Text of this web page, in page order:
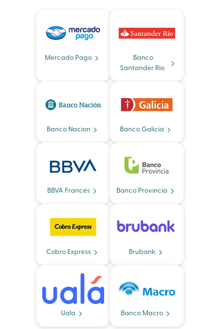
Mercado Pago
Banco
Santander Rio
Banco Nacion Banco Galicia
BBVA Francés Banco Provincia
Cobro Express Brubank
Uala Banco Macro